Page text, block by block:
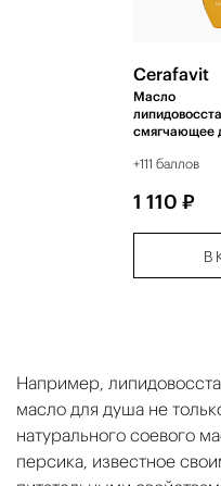
Cerafavit
Масло
смягчающее
мл
+111 баллов
1 110 ₽
В
Например,
масло для душа не
натурального соевого
персика, известное